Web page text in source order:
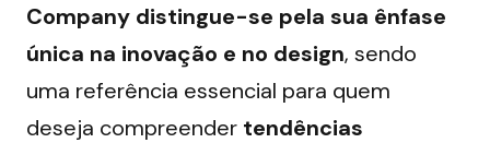
Company distingue-se pela sua ênfase
única na inovação e no design, sendo
uma referência essencial para quem
deseja compreender tendências